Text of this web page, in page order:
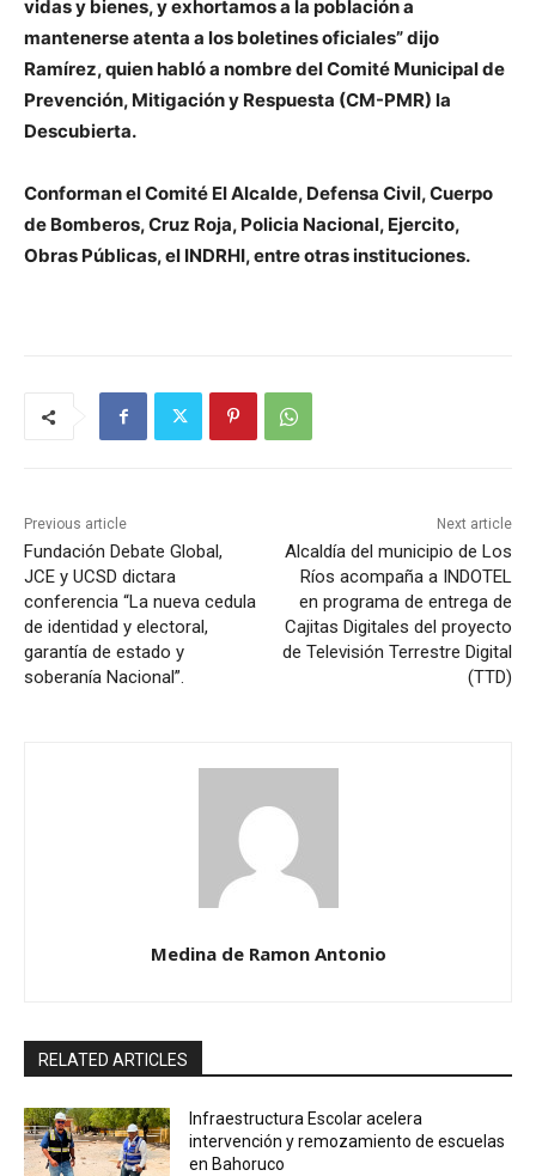
vidas y bienes, y exhortamos a la población a
mantenerse atenta a los boletines oficiales” dijo
Ramírez, quien habló a nombre del Comité Municipal de
Prevención, Mitigación y Respuesta (CM-PMR) la
Descubierta.
Conforman el Comité El Alcalde, Defensa Civil, Cuerpo
de Bomberos, Cruz Roja, Policia Nacional, Ejercito,
Obras Públicas, el INDRHI, entre otras instituciones.
Previous article
Fundación Debate Global,
JCE y UCSD dictara
conferencia “La nueva cedula
de identidad y electoral,
garantía de estado y
soberanía Nacional”.
Next article
Alcaldía del municipio de Los
Ríos acompaña a INDOTEL
en programa de entrega de
Cajitas Digitales del proyecto
de Televisión Terrestre Digital
(TTD)
Medina de Ramon Antonio
RELATED ARTICLES
Infraestructura Escolar acelera
intervención y remozamiento de escuelas
en Bahoruco